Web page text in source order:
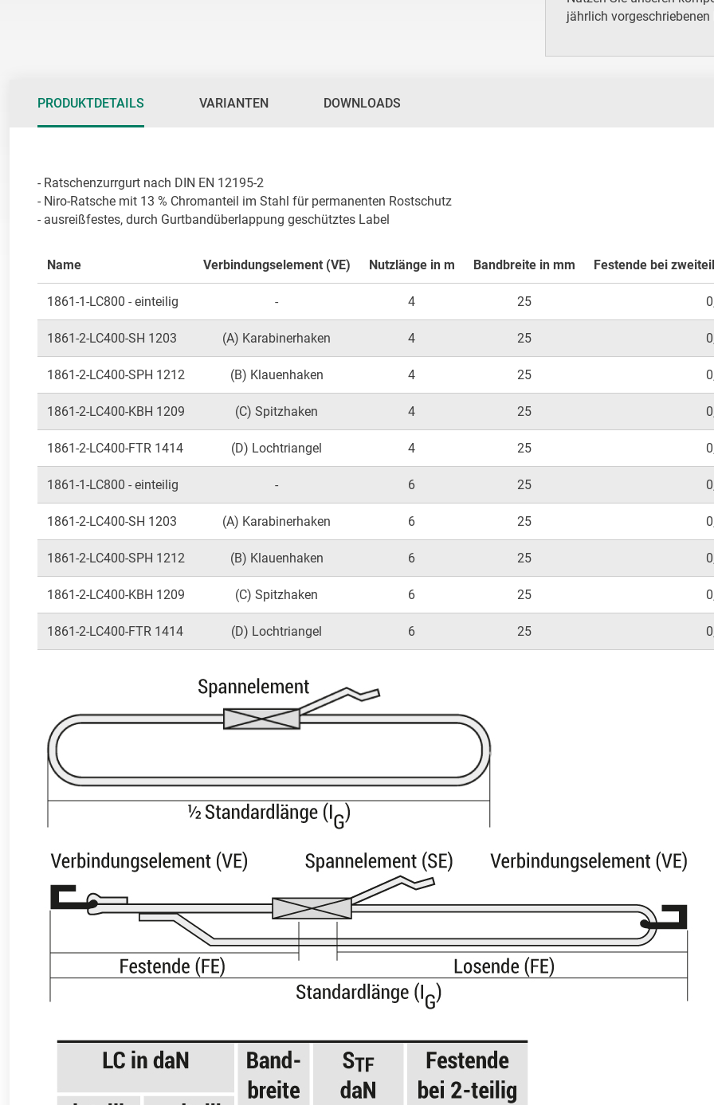
jährlich vorgeschriebenen
PRODUKTDETAILS
- Ratschenzurrgurt nach DIN EN 12195-2
- Niro-Ratsche mit 13 % Chromanteil im Stahl für permanenten Rostschutz
- ausreißfestes, durch Gurtbandüberlappung geschütztes Label
Name Verbindungselement (VE) Nutzlänge in m Bandbreite in mm Festende bei
1861-1-LC800 - einteilig - 4 25
1861-2-LC400-SH 1203 (A) Karabinerhaken 4 25
1861-2-LC400-SPH 1212 (B) Klauenhaken 4 25
1861-2-LC400-KBH 1209 (C) Spitzhaken 4 25
1861-2-LC400-FTR 1414 (D) Lochtriangel 4 25
1861-1-LC800 - einteilig - 6 25
1861-2-LC400-SH 1203 (A) Karabinerhaken 6 25
1861-2-LC400-SPH 1212 (B) Klauenhaken 6 25
1861-2-LC400-KBH 1209 (C) Spitzhaken 6 25
1861-2-LC400-FTR 1414 (D) Lochtriangel 6 25
VARIANTEN DOWNLOADS